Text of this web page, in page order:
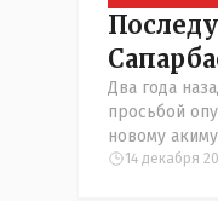
Два года
просьбой
новому
14 декабря